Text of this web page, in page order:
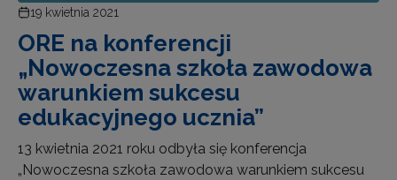
19 kwietnia 2021
ORE na konferencji
„Nowoczesna szkoła zawodowa
warunkiem sukcesu
edukacyjnego ucznia”
13 kwietnia 2021 roku odbyła się konferencja
„Nowoczesna szkoła zawodowa warunkiem sukcesu